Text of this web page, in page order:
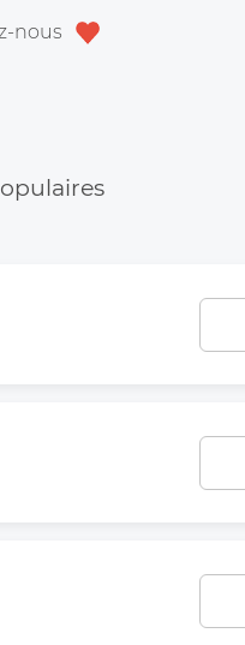
nous